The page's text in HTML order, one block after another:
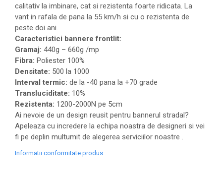
calitativ la imbinare, cat si rezistenta foarte ridicata. La
vant in rafala de pana la 55 km/h si cu o rezistenta de
peste doi ani.
Caracteristici bannere frontlit:
Gramaj: 440g – 660g /mp
Fibra: Poliester 100%
Densitate: 500 la 1000
Interval termic: de la -40 pana la +70 grade
Transluciditate: 10%
Rezistenta: 1200-2000N pe 5cm
Ai nevoie de un design reusit pentru bannerul stradal?
Apeleaza cu incredere la echipa noastra de designeri si vei
fi pe deplin multumit de alegerea serviciilor noastre .
Informatii conformitate produs